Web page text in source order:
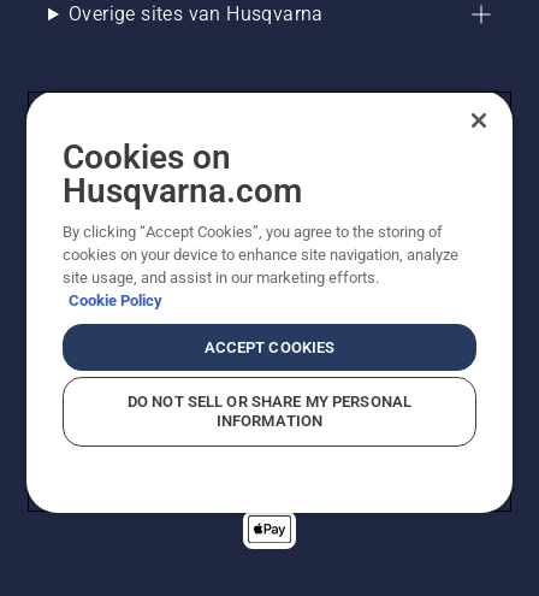
Overige sites van Husqvarna
© Husqvarna AB (publ). Alle rechten voorbehouden. De
getoonde prijzen zijn consumentenadviesprijzen. Alle
tenzij het product beschikbaar is voor directe aankoop.
Cookiebeleid
Imprint
Meld vermoedelijke schendingen
Cookies on
Husqvarna.com
By clicking “Accept Cookies”, you agree to the storing of
cookies on your device to enhance site navigation, analyze
site usage, and assist in our marketing efforts.
Cookie Policy
ACCEPT COOKIES
DO NOT SELL OR SHARE MY PERSONAL
INFORMATION